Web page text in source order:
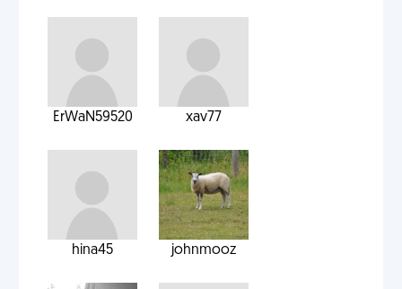
ErWaN59520 xav77
hina45 johnmooz